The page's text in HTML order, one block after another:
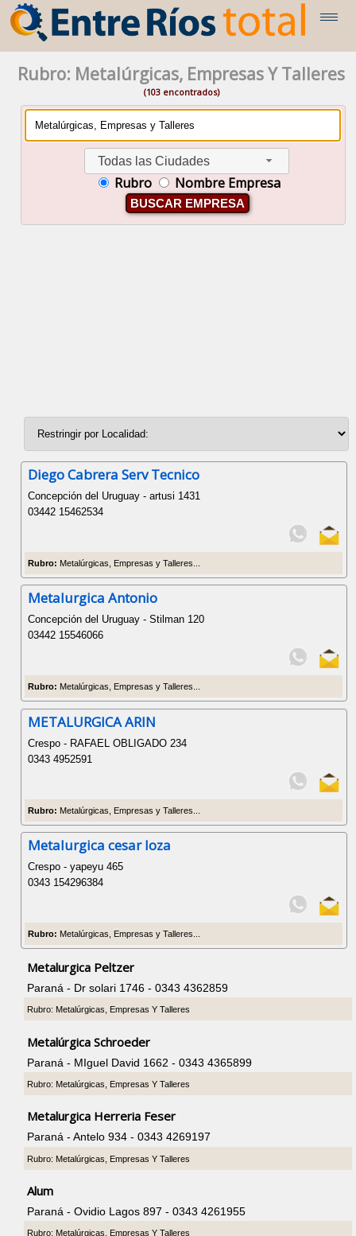
Rubro: Metalúrgicas, Empresas Y Talleres
(103 encontrados)
Todas las Ciudades
Rubro Nombre Empresa
BUSCAR EMPRESA
Diego Cabrera Serv Tecnico
Concepción del Uruguay - artusi 1431
03442 15462534
Rubro: Metalúrgicas, Empresas y Talleres...
Metalurgica Antonio
Concepción del Uruguay - Stilman 120
03442 15546066
Rubro: Metalúrgicas, Empresas y Talleres...
METALURGICA ARIN
Crespo - RAFAEL OBLIGADO 234
0343 4952591
Rubro: Metalúrgicas, Empresas y Talleres...
Metalurgica cesar loza
Crespo - yapeyu 465
0343 154296384
Rubro: Metalúrgicas, Empresas y Talleres...
Metalurgica Peltzer
Paraná - Dr solari 1746 - 0343 4362859
Rubro: Metalúrgicas, Empresas Y Talleres
Metalúrgica Schroeder
Paraná - MIguel David 1662 - 0343 4365899
Rubro: Metalúrgicas, Empresas Y Talleres
Metalurgica Herreria Feser
Paraná - Antelo 934 - 0343 4269197
Rubro: Metalúrgicas, Empresas Y Talleres
Alum
Paraná - Ovidio Lagos 897 - 0343 4261955
Rubro: Metalúrgicas, Empresas Y Talleres